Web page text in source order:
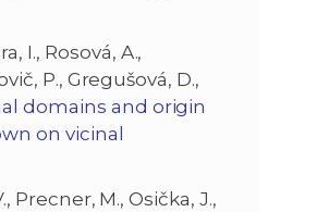
I., Rosová, A.,
P., Gregušová, D.,
domains and origin
on vicinal
Precner, M., Osička, J.,